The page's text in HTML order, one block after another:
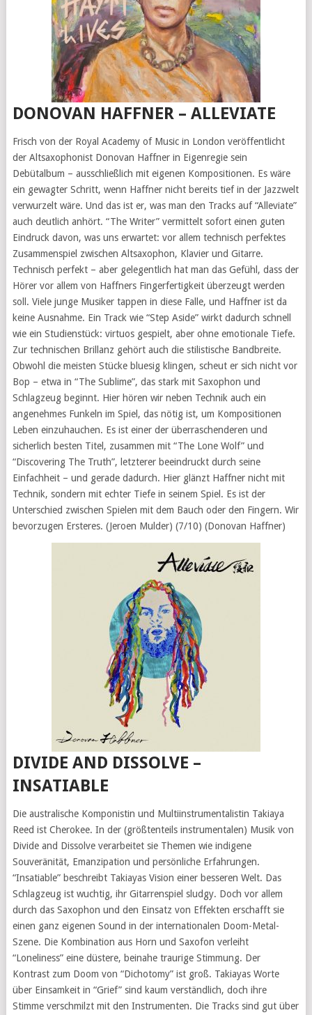
DONOVAN HAFFNER – ALLEVIATE
Frisch von der Royal Academy of Music in London veröffentlicht
der Altsaxophonist Donovan Haffner in Eigenregie sein
Debütalbum – ausschließlich mit eigenen Kompositionen. Es wäre
ein gewagter Schritt, wenn Haffner nicht bereits tief in der Jazzwelt
verwurzelt wäre. Und das ist er, was man den Tracks auf “Alleviate”
auch deutlich anhört. “The Writer” vermittelt sofort einen guten
Eindruck davon, was uns erwartet: vor allem technisch perfektes
Zusammenspiel zwischen Altsaxophon, Klavier und Gitarre.
Technisch perfekt – aber gelegentlich hat man das Gefühl, dass der
Hörer vor allem von Haffners Fingerfertigkeit überzeugt werden
soll. Viele junge Musiker tappen in diese Falle, und Haffner ist da
keine Ausnahme. Ein Track wie “Step Aside” wirkt dadurch schnell
wie ein Studienstück: virtuos gespielt, aber ohne emotionale Tiefe.
Zur technischen Brillanz gehört auch die stilistische Bandbreite.
Obwohl die meisten Stücke bluesig klingen, scheut er sich nicht vor
Bop – etwa in “The Sublime”, das stark mit Saxophon und
Schlagzeug beginnt. Hier hören wir neben Technik auch ein
angenehmes Funkeln im Spiel, das nötig ist, um Kompositionen
Leben einzuhauchen. Es ist einer der überraschenderen und
sicherlich besten Titel, zusammen mit “The Lone Wolf” und
“Discovering The Truth”, letzterer beeindruckt durch seine
Einfachheit – und gerade dadurch. Hier glänzt Haffner nicht mit
Technik, sondern mit echter Tiefe in seinem Spiel. Es ist der
Unterschied zwischen Spielen mit dem Bauch oder den Fingern. Wir
bevorzugen Ersteres. (Jeroen Mulder) (7/10) (Donovan Haffner)
DIVIDE AND DISSOLVE –
INSATIABLE
Die australische Komponistin und Multiinstrumentalistin Takiaya
Reed ist Cherokee. In der (größtenteils instrumentalen) Musik von
Divide and Dissolve verarbeitet sie Themen wie indigene
Souveränität, Emanzipation und persönliche Erfahrungen.
“Insatiable” beschreibt Takiayas Vision einer besseren Welt. Das
Schlagzeug ist wuchtig, ihr Gitarrenspiel sludgy. Doch vor allem
durch das Saxophon und den Einsatz von Effekten erschafft sie
einen ganz eigenen Sound in der internationalen Doom-Metal-
Szene. Die Kombination aus Horn und Saxofon verleiht
“Loneliness” eine düstere, beinahe traurige Stimmung. Der
Kontrast zum Doom von “Dichotomy” ist groß. Takiayas Worte
über Einsamkeit in “Grief” sind kaum verständlich, doch ihre
Stimme verschmilzt mit den Instrumenten. Die Tracks sind gut über